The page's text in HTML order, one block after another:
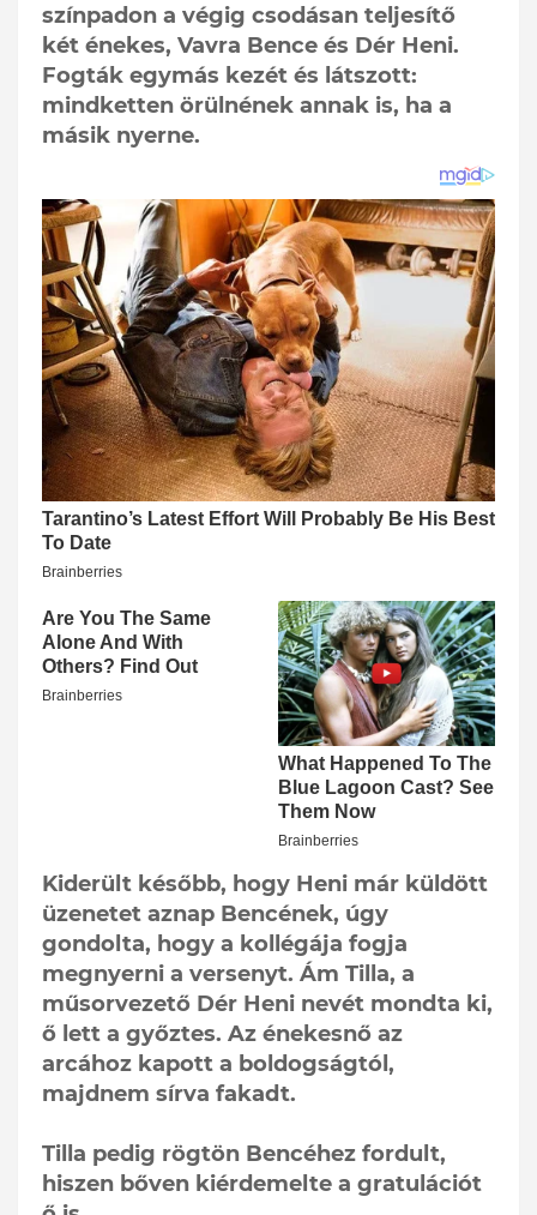
színpadon a végig csodásan teljesítő
két énekes, Vavra Bence és Dér Heni.
Fogták egymás kezét és látszott:
mindketten örülnének annak is, ha a
másik nyerne.
Kiderült később, hogy Heni már küldött
üzenetet aznap Bencének, úgy
gondolta, hogy a kollégája fogja
megnyerni a versenyt. Ám Tilla, a
műsorvezető Dér Heni nevét mondta ki,
ő lett a győztes. Az énekesnő az
arcához kapott a boldogságtól,
majdnem sírva fakadt.
Tilla pedig rögtön Bencéhez fordult,
hiszen bőven kiérdemelte a gratulációt